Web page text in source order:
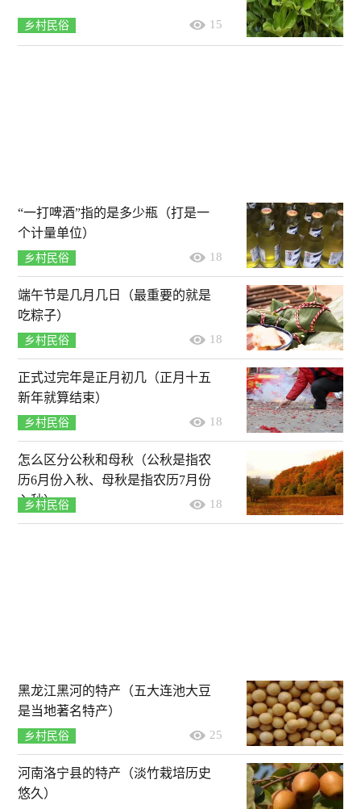
乡村民俗 15
“一打啤酒”指的是多少瓶（打是一
个计量单位）
乡村民俗 18
端午节是几月几日（最重要的就是
吃粽子）
乡村民俗 18
正式过完年是正月初几（正月十五
新年就算结束）
乡村民俗 18
怎么区分公秋和母秋（公秋是指农
历6月份入秋、母秋是指农历7月份
入秋）
乡村民俗 18
黑龙江黑河的特产（五大连池大豆
是当地著名特产）
乡村民俗 25
河南洛宁县的特产（淡竹栽培历史
悠久）